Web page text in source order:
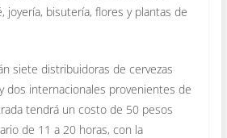
joyería, bisutería, flores y plantas de
siete distribuidoras de cervezas
dos internacionales provenientes de
tendrá un costo de 50 pesos
de 11 a 20 horas, con la